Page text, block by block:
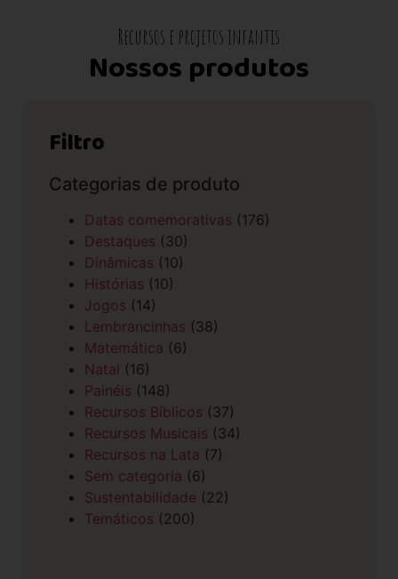
Recursos e projetos infantis
Nossos produtos
Filtro
Categorias de produto
Datas comemorativas (176)
Destaques (30)
Dinâmicas (10)
Histórias (10)
Jogos (14)
Lembrancinhas (38)
Matemática (6)
Natal (16)
Painéis (148)
Recursos Bíblicos (37)
Recursos Musicais (34)
Recursos na Lata (7)
Sem categoria (6)
Sustentabilidade (22)
Temáticos (200)